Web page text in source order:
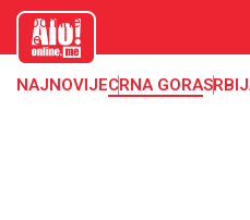
aloonline.
me
NAJNOVIJECRNA GORA